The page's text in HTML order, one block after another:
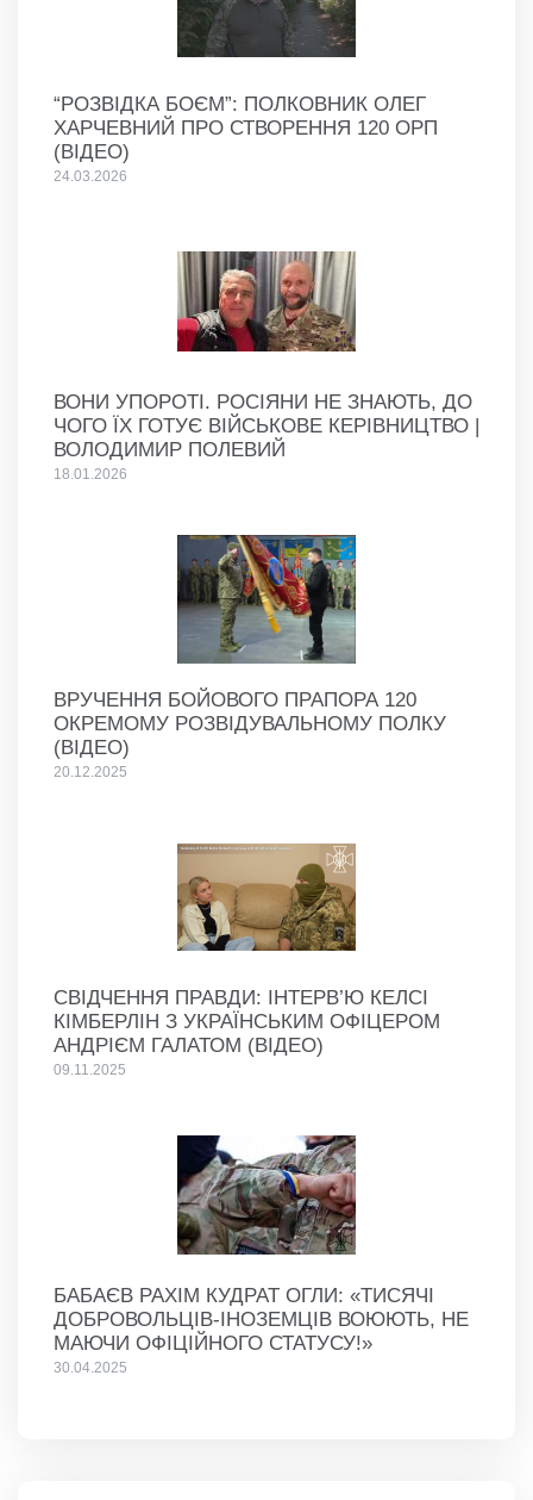
“РОЗВІДКА БОЄМ”: ПОЛКОВНИК ОЛЕГ
ХАРЧЕВНИЙ ПРО СТВОРЕННЯ 120 ОРП
(ВІДЕО)
24.03.2026
ВОНИ УПОРОТІ. РОСІЯНИ НЕ ЗНАЮТЬ, ДО
ЧОГО ЇХ ГОТУЄ ВІЙСЬКОВЕ КЕРІВНИЦТВО |
ВОЛОДИМИР ПОЛЕВИЙ
18.01.2026
ВРУЧЕННЯ БОЙОВОГО ПРАПОРА 120
ОКРЕМОМУ РОЗВІДУВАЛЬНОМУ ПОЛКУ
(ВІДЕО)
20.12.2025
СВІДЧЕННЯ ПРАВДИ: ІНТЕРВ’Ю КЕЛСІ
КІМБЕРЛІН З УКРАЇНСЬКИМ ОФІЦЕРОМ
АНДРІЄМ ГАЛАТОМ (ВІДЕО)
09.11.2025
БАБАЄВ РАХІМ КУДРАТ ОГЛИ: «ТИСЯЧІ
ДОБРОВОЛЬЦІВ-ІНОЗЕМЦІВ ВОЮЮТЬ, НЕ
МАЮЧИ ОФІЦІЙНОГО СТАТУСУ!»
30.04.2025